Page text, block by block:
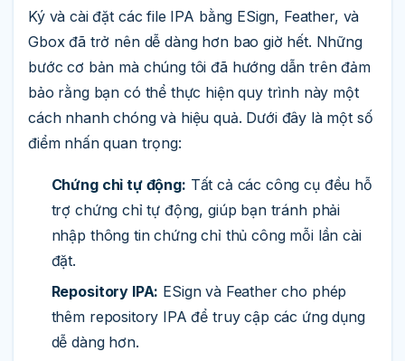
Ký và cài đặt các file IPA bằng ESign, Feather, và
Gbox đã trở nên dễ dàng hơn bao giờ hết. Những
bước cơ bản mà chúng tôi đã hướng dẫn trên đảm
bảo rằng bạn có thể thực hiện quy trình này một
cách nhanh chóng và hiệu quả. Dưới đây là một số
điểm nhấn quan trọng:
Chứng chỉ tự động: Tất cả các công cụ đều hỗ
trợ chứng chỉ tự động, giúp bạn tránh phải
nhập thông tin chứng chỉ thủ công mỗi lần cài
đặt.
Repository IPA: ESign và Feather cho phép
thêm repository IPA để truy cập các ứng dụng
dễ dàng hơn.